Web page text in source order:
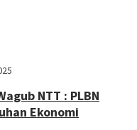
NTT : PLBN
Ekonomi